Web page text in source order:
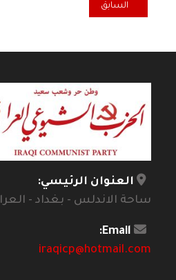
المقال السابق: السيادة الوطنية بعد
السابق
العنوان الرئيسي:
ساحة الاندلس - بغداد -
Email:
iraqicp@hotmail.com